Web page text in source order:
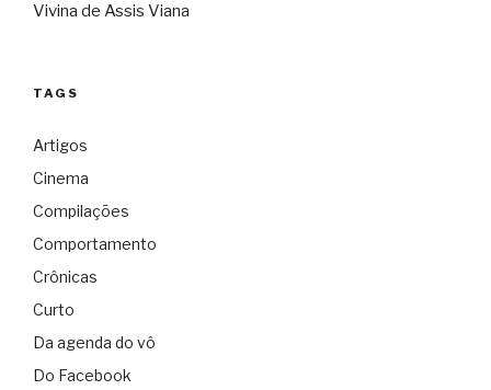
Vivina de Assis Viana
TAGS
Artigos
Cinema
Compilações
Comportamento
Crônicas
Curto
Da agenda do vô
Do Facebook